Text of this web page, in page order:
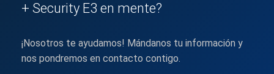
+ Security E3 en mente?
¡Nosotros te ayudamos! Mándanos tu información y
nos pondremos en contacto contigo.